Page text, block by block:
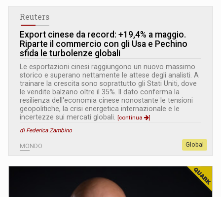
Reuters
Export cinese da record: +19,4% a maggio.
Riparte il commercio con gli Usa e Pechino
sfida le turbolenze globali
Le esportazioni cinesi raggiungono un nuovo massimo
storico e superano nettamente le attese degli analisti. A
trainare la crescita sono soprattutto gli Stati Uniti, dove
le vendite balzano oltre il 35%. Il dato conferma la
resilienza dell'economia cinese nonostante le tensioni
geopolitiche, la crisi energetica internazionale e le
incertezze sui mercati globali.
[continua
]
di Federica Zambino
MONDO Global